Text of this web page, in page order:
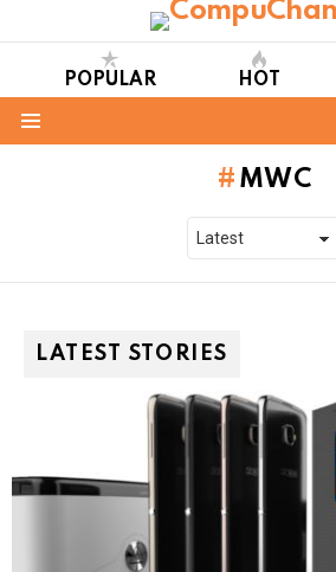
POPULAR HOT
MWC
LATEST STORIES